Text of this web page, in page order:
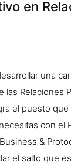
en
una
Relaciones
el puesto
con el
&
el salto que